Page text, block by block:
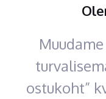
ostukoht”